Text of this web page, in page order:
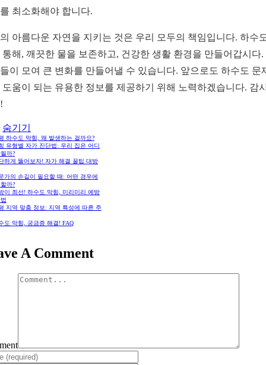
최소화해야 합니다.
아름다운 자연을 지키는 것은 우리 모두의 책임입니다. 하수
통해, 깨끗한 물을 보존하고, 건강한 생활 환경을 만들어갑시다.
이 모여 큰 변화를 만들어낼 수 있습니다. 앞으로도 하수도 문
도움이 되는 유용한 정보를 제공하기 위해 노력하겠습니다. 감
숨기기
하수도 막힘, 왜 발생하는 걸까요?
유형별 자가 진단법: 우리 집은 어디
까?
하게 뚫어보자! 자가 해결 꿀팁 대방
가의 손길이 필요할 때: 어떤 경우에
까?
이 최선! 하수도 막힘, 미리미리 예방
지역 맞춤 정보: 지역 특성에 따른 주
도 막힘, 궁금증 해결! FAQ
A Comment